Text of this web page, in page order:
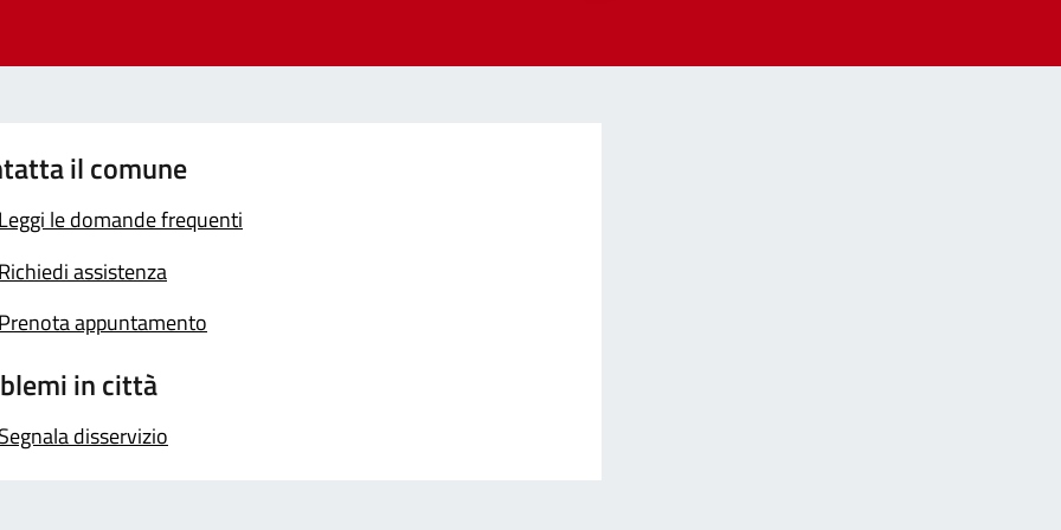
il comune
Leggi le domande frequenti
Richiedi assistenza
Prenota appuntamento
in città
Segnala disservizio